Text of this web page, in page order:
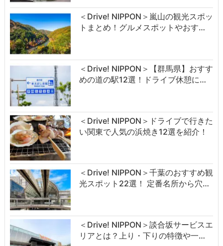
＜Drive! NIPPON＞嵐山の観光スポッ
トまとめ！グルメスポットやおす…
＜Drive! NIPPON＞【群馬県】おすす
めの道の駅12選！ドライブ休憩に…
＜Drive! NIPPON＞ドライブで行きた
い関東で人気の浜焼き12選を紹介！
＜Drive! NIPPON＞千葉のおすすめ観
光スポット22選！ 定番名所から穴…
＜Drive! NIPPON＞談合坂サービスエ
リアとは？上り・下りの特徴や一…